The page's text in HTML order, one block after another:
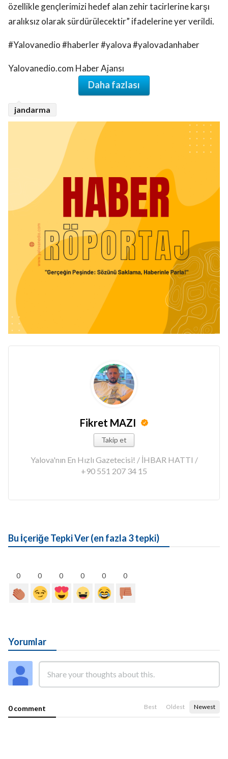
özellikle gençlerimizi hedef alan zehir tacirlerine karşı
aralıksız olarak sürdürülecektir” ifadelerine yer verildi.
#Yalovanedio #haberler #yalova #yalovadanhaber
Yalovanedio.com Haber Ajansı
Daha fazlası
jandarma
Fikret MAZI
Takip et
Yalova'nın En Hızlı Gazetecisi! / İHBAR HATTI /
+90 551 207 34 15
Bu İçeriğe Tepki Ver (en fazla 3 tepki)
0 0 0 0 0 0
Yorumlar
0 comment Best Oldest Newest